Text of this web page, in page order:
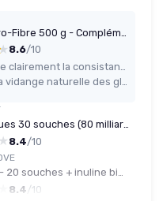
8.6/10
Probiotiques 30 souches (80 milliards UFC) + pré/postbiotiques — 120 gélules gastro-résistantes
8.4/10
Probiona - 20 souches + inuline bio - 180 gélules
8.4 /10